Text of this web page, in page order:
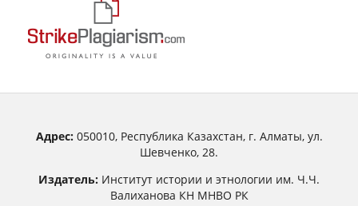
Адрес:050010, Республика Казахстан, г. Алматы, ул.
Шевченко, 28.
Издатель: Институт истории и этнологии им. Ч.Ч.
Валиханова КН МНВО РК